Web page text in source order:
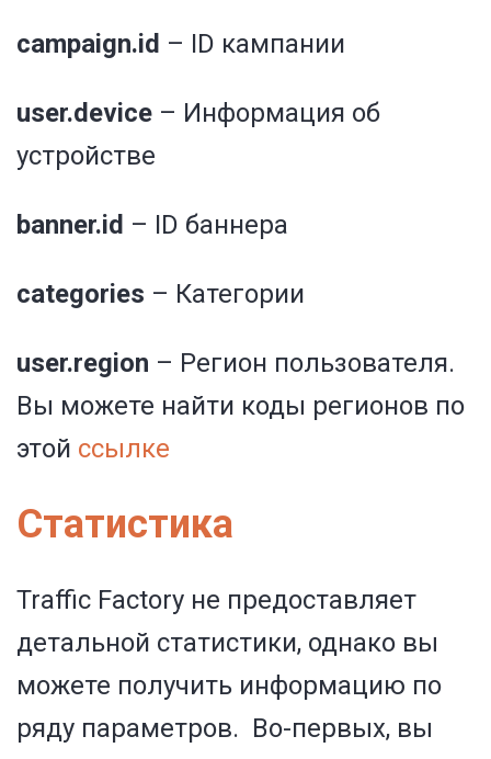
campaign.id – ID кампании
user.device – Информация об
устройстве
banner.id – ID баннера
categories – Категории
user.region – Регион пользователя.
Вы можете найти коды регионов по
этой ссылке
Статистика
Traffic Factory не предоставляет
детальной статистики, однако вы
можете получить информацию по
ряду параметров. Во-первых, вы